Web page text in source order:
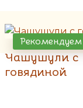
Рекомендуем
Чашушули с
говядиной